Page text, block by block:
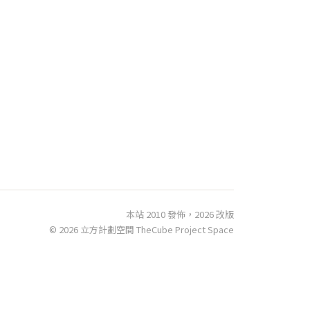
本站 2010 發佈，2026 改版
© 2026 立方計劃空間 TheCube Project Space